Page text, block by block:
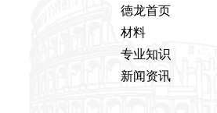
德龙首页
材料
专业知识
新闻资讯